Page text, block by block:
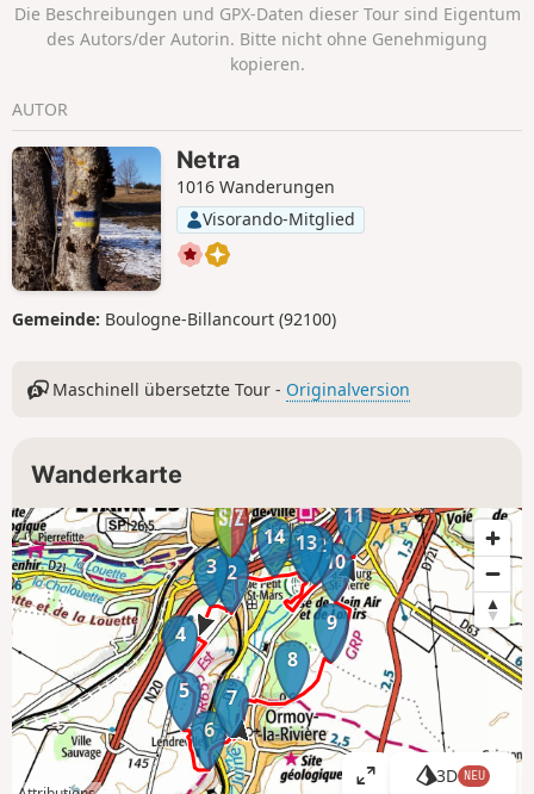
Kontrast zwischen den weiten Flächen
der Hochebenen und den
Feuchtgebieten des Tals. Bewundern Sie
die Allee aus über 300 Jahre alten
Die Beschreibungen und GPX-Daten dieser Tour sind Eigentum
des Autors/der Autorin. Bitte nicht ohne Genehmigung
kopieren.
AUTOR
Netra
1016 Wanderungen
Visorando-Mitglied
Gemeinde: Boulogne-Billancourt (92100)
Maschinell übersetzte Tour - Originalversion
Wanderkarte
1
2
3
4
5
6
7
8
9
10
11
12
13
14
K
3D NEU